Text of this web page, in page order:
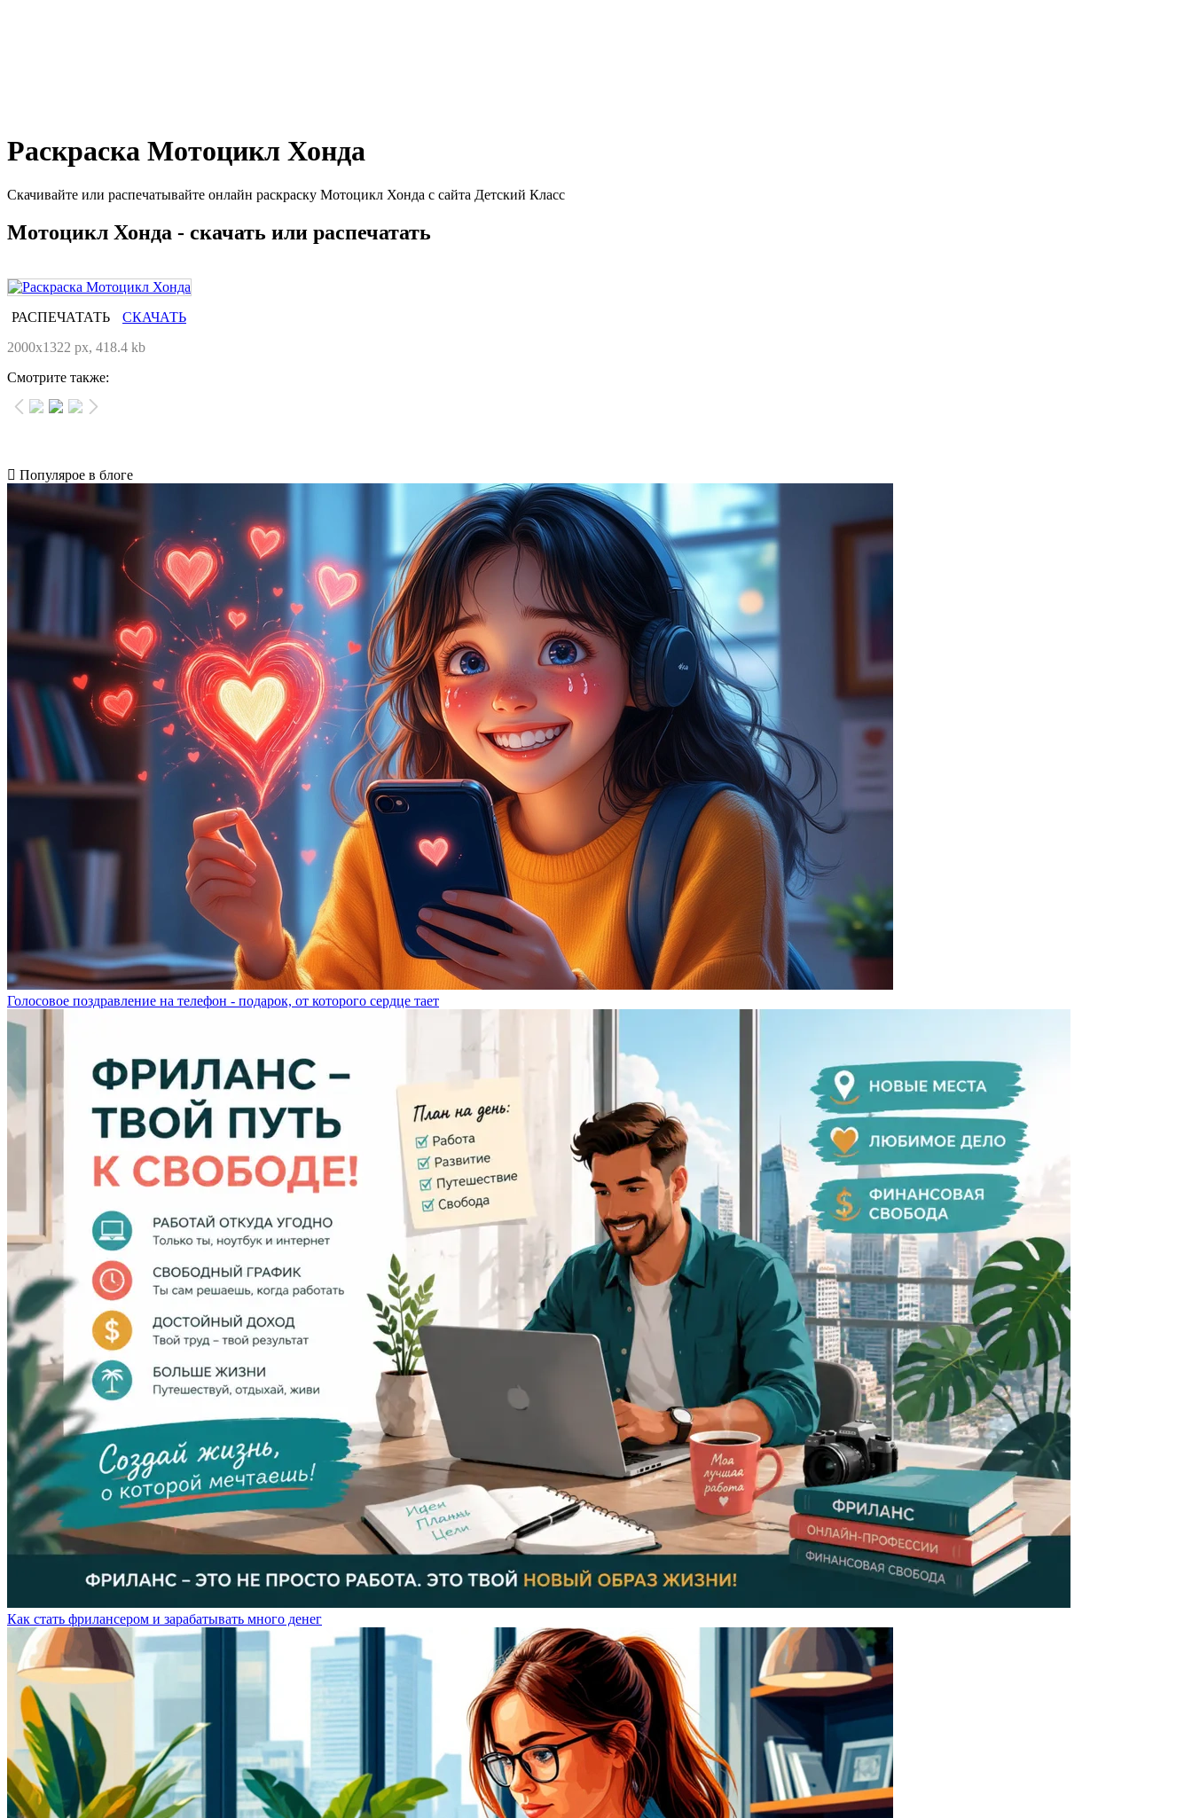
Раскраска Мотоцикл Хонда
Скачивайте или распечатывайте онлайн раскраску Мотоцикл Хонда с сайта Детский Класс
Мотоцикл Хонда - скачать или распечатать
РАСПЕЧАТАТЬ
СКАЧАТЬ
2000x1322 px, 418.4 kb
Смотрите также:
Популярое в блоге
Голосовое поздравление на телефон - подарок, от которого сердце тает
Как стать фрилансером и зарабатывать много денег